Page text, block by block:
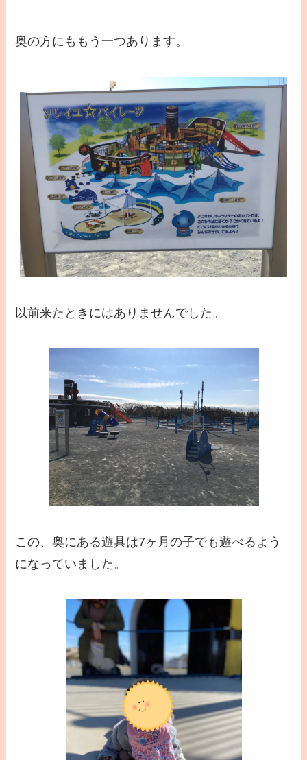
奥の方にももう一つあります。
以前来たときにはありませんでした。
この、奥にある遊具は7ヶ月の子でも遊べるよう
になっていました。